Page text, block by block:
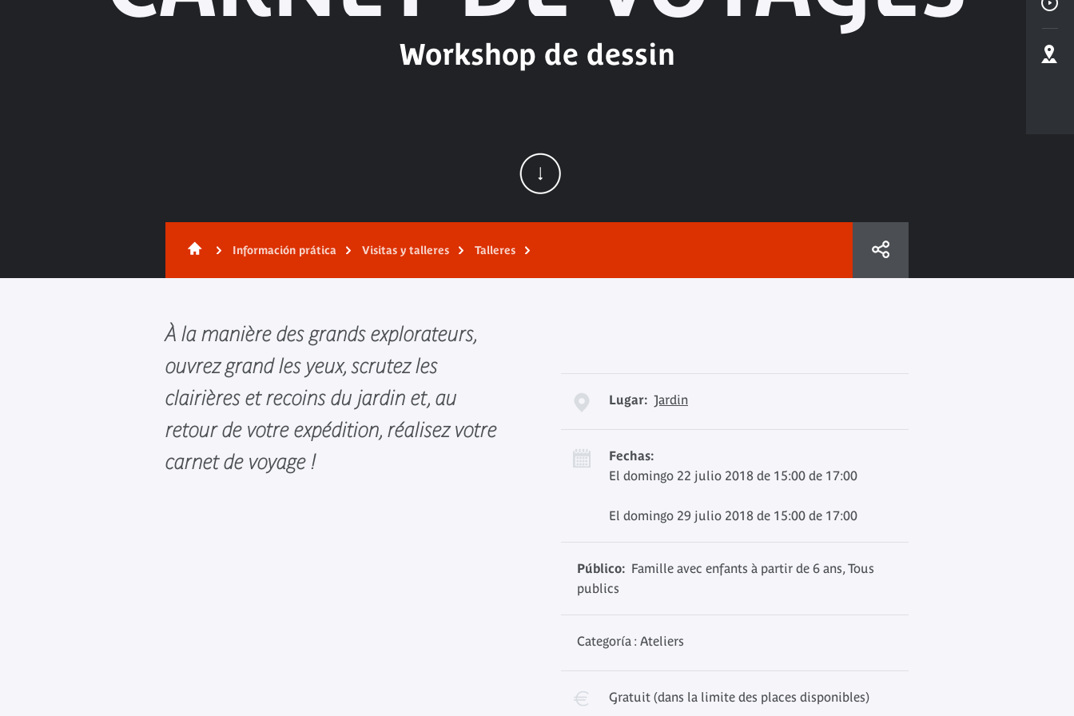
Workshop de dessin
Información prática Visitas y talleres Talleres
À la manière des grands explorateurs,
ouvrez grand les yeux, scrutez les
clairières et recoins du jardin et, au
retour de votre expédition, réalisez votre
carnet de voyage !
Lugar: Jardin
Fechas:
El domingo 22 julio 2018 de 15:00 de 17:00
El domingo 29 julio 2018 de 15:00 de 17:00
Público: Famille avec enfants à partir de 6 ans, Tous
publics
Categoría : Ateliers
Gratuit (dans la limite des places disponibles)